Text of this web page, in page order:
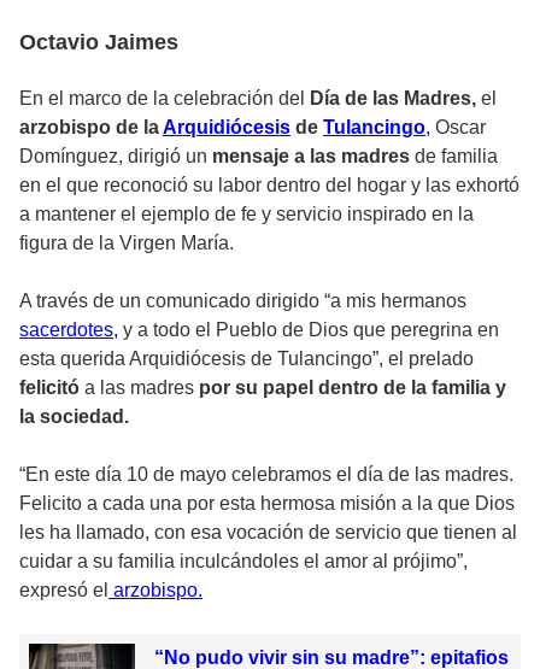
Octavio Jaimes
En el marco de la celebración del Día de las Madres, el
arzobispo de laArquidiócesis de Tulancingo, Oscar
Domínguez, dirigió un mensaje a las madres de familia
en el que reconoció su labor dentro del hogar y las exhortó
a mantener el ejemplo de fe y servicio inspirado en la
figura de la Virgen María.
A través de un comunicado dirigido “a mis hermanos
sacerdotes, y a todo el Pueblo de Dios que peregrina en
esta querida Arquidiócesis de Tulancingo”, el prelado
felicitó a las madres por su papel dentro de la familia y
la sociedad.
“En este día 10 de mayo celebramos el día de las madres.
Felicito a cada una por esta hermosa misión a la que Dios
les ha llamado, con esa vocación de servicio que tienen al
cuidar a su familia inculcándoles el amor al prójimo”,
expresó el arzobispo.
“No pudo vivir sin su madre”: epitafios